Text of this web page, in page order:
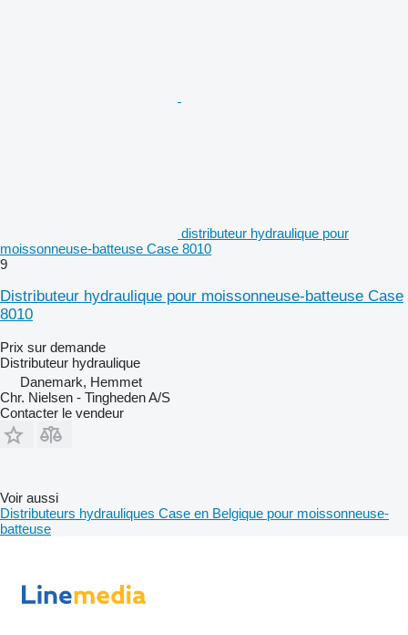
distributeur hydraulique pour
moissonneuse-batteuse Case 8010
9
Distributeur hydraulique pour moissonneuse-batteuse Case
8010
Prix sur demande
Distributeur hydraulique
Danemark, Hemmet
Chr. Nielsen - Tingheden A/S
Contacter le vendeur
Voir aussi
Distributeurs hydrauliques Case en Belgique pour moissonneuse-
batteuse